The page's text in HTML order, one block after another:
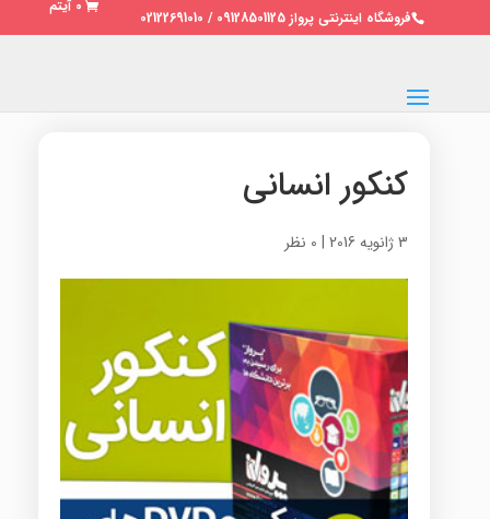
فروشگاه اینترنتی پرواز 09128501125 / 02122691010
0 آیتم
کنکور انسانی
3 ژانویه 2016 | 0 نظر